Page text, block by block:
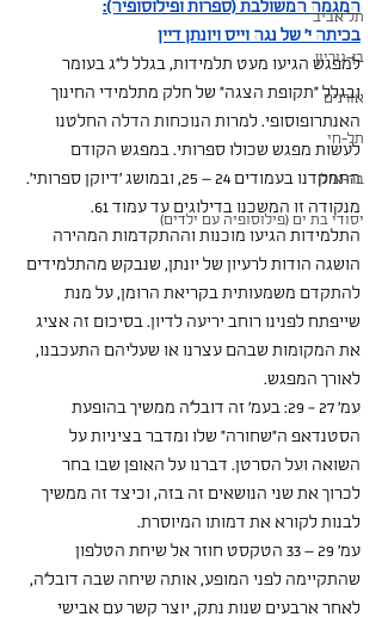
תל אביב
בן-גוריון
אורנים
תל-חי
בר-אילן
יסודי בת ים (פילוסופיה עם ילדים)
המגמה המשולבת (ספרות ופילוסופיה):
בכיתה י' של נגה וייס ויונתן דיין
למפגש הגיעו מעט תלמידות, בגלל ל"ג בעומר
ובגלל "תקופת הצגה" של חלק מתלמידי החינוך
האנתרופוסופי. למרות הנוכחות הדלה החלטנו
לעשות מפגש שכולו ספרותי. במפגש הקודם
התמקדנו בעמודים 24 – 25, ובמושג 'דיוקן ספרותי'.
מנקודה זו המשכנו בדילוגים עד עמוד 61.
התלמידות הגיעו מוכנות וההתקדמות המהירה
הושגה הודות לרעיון של יונתן, שנבקש מהתלמידים
להתקדם משמעותית בקריאת הרומן, על מנת
שייפתח לפנינו רוחב יריעה לדיון. בסיכום זה אציג
את המקומות שבהם עצרנו או שעליהם התעכבנו,
לאורך המפגש.
עמ' 27 - 29: בעמ' זה דובל'ה ממשיך בהופעת
הסטנדאפ ה"שחורה" שלו ומדבר בציניות על
השואה ועל הסרטן. דברנו על האופן שבו בחר
לכרוך את שני הנושאים זה בזה, וכיצד זה ממשיך
לבנות לקורא את דמותו המיוסרת.
עמ' 29 – 33 הטקסט חוזר אל שיחת הטלפון
שהתקיימה לפני המופע, אותה שיחה שבה דובל'ה,
לאחר ארבעים שנות נתק, יוצר קשר עם אבישי